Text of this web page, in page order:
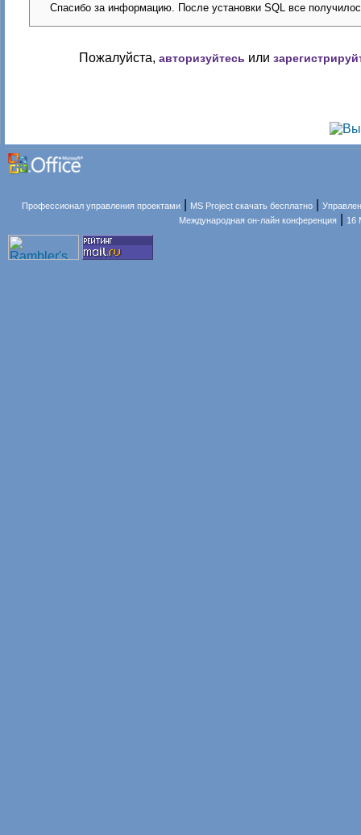
Спасибо за информацию. После установки SQL все
Пожалуйста, авторизуйтесь или
Профессионал управления проектами MS Project скачать бесплатно |
Международная он-лайн конференция
16